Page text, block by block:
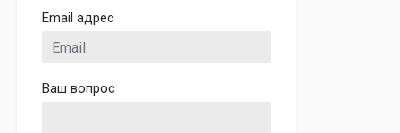
Email адрес
Ваш вопрос